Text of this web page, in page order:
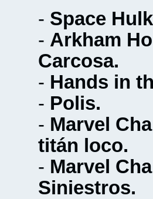
- Space
- Arkham
Carcosa.
- Hands in
- Polis.
- Marvel
titán loco.
- Marvel
Siniestros.